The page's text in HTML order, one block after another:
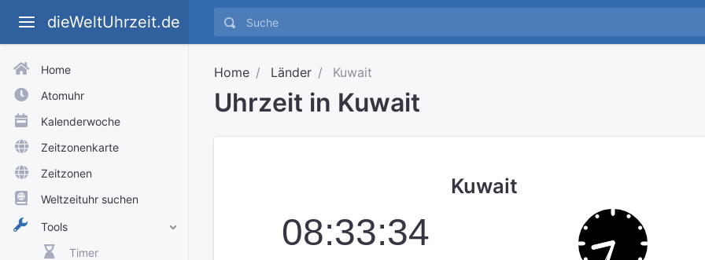
dieWeltUhrzeit.de
Home
Atomuhr
Kalenderwoche
Zeitzonenkarte
Zeitzonen
Weltzeituhr suchen
Tools
Timer
Home Länder Kuwait
Uhrzeit in Kuwait
Kuwait
08:33:34